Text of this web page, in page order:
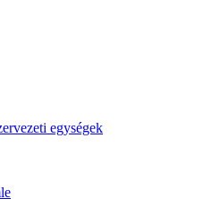
egységek